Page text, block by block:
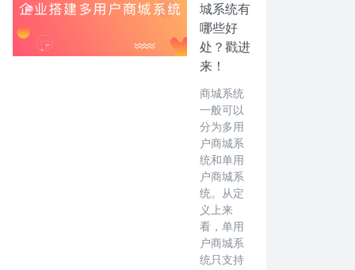
城系统有
哪些好
处？戳进
来！
商城系统
一般可以
分为多用
户商城系
统和单用
户商城系
统。从定
义上来
看，单用
户商城系
统只支持